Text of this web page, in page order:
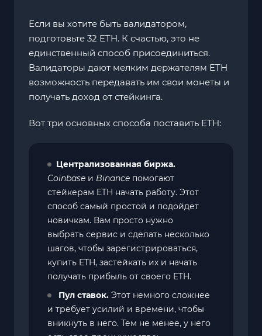
Если вы хотите быть валидатором,
подготовьте 32 ETH. К счастью, это не
единственный способ присоединиться.
Валидаторы дают мелким держателям ETH
возможность передавать им свои монеты и
получать доход от стейкинга.
Вот три основных способа поставить ETH:
Централизованная биржа.
Coinbase и Binance помогают
стейкерам ETH начать работу. Этот
способ самый простой и подойдет
новичкам. Вам просто нужно
выбрать сервис и сделать несколько
шагов, чтобы зарегистрироваться,
купить ETH, застейкать их и начать
получать прибыль от своего ETH.
Пул ставок. Этот немного сложнее
и требует усилий и времени, чтобы
вникнуть в него. Тем не менее, у него